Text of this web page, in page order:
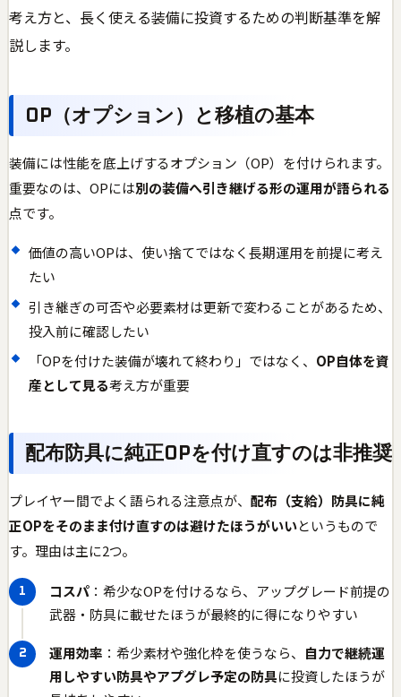
考え方と、長く使える装備に投資するための判断基準を解
説します。
OP（オプション）と移植の基本
装備には性能を底上げするオプション（OP）を付けられます。
重要なのは、OPには別の装備へ引き継げる形の運用が語られる
点です。
価値の高いOPは、使い捨てではなく長期運用を前提に考え
たい
引き継ぎの可否や必要素材は更新で変わることがあるため、
投入前に確認したい
「OPを付けた装備が壊れて終わり」ではなく、 OP自体を資
産として見る考え方が重要
配布防具に純正OPを付け直すのは非推奨
プレイヤー間でよく語られる注意点が、 配布（支給）防具に純
正OPをそのまま付け直すのは避けたほうがいいというもので
す。理由は主に2つ。
コスパ ：希少なOPを付けるなら、アップグレード前提の
武器・防具に載せたほうが最終的に得になりやすい
運用効率 ：希少素材や強化枠を使うなら、 自力で継続運
用しやすい防具やアプグレ予定の防具に投資したほうが